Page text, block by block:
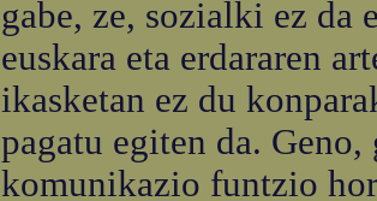
gabe, ze, sozialki ez da
euskara eta erdararen
ikasketan ez du
pagatu egiten da.
komunikazio funtzio